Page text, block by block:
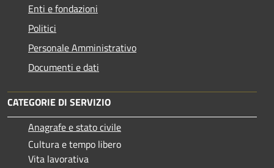
Enti e fondazioni
Politici
Personale Amministrativo
Documenti e dati
CATEGORIE DI SERVIZIO
Anagrafe e stato civile
Cultura e tempo libero
Vita lavorativa